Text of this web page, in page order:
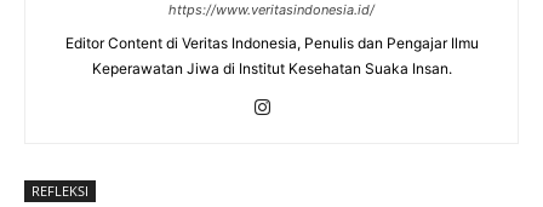
https://www.veritasindonesia.id/
Editor Content di Veritas Indonesia, Penulis dan Pengajar Ilmu
Keperawatan Jiwa di Institut Kesehatan Suaka Insan.
REFLEKSI